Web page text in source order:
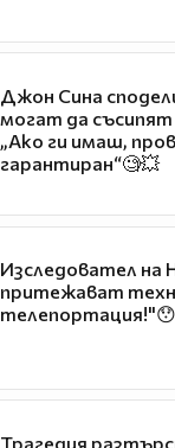
Джон Сина
могат да съсипят
„Ако ги имаш,
гарантиран“🧐💥
Изследовател
притежават
Трагедия